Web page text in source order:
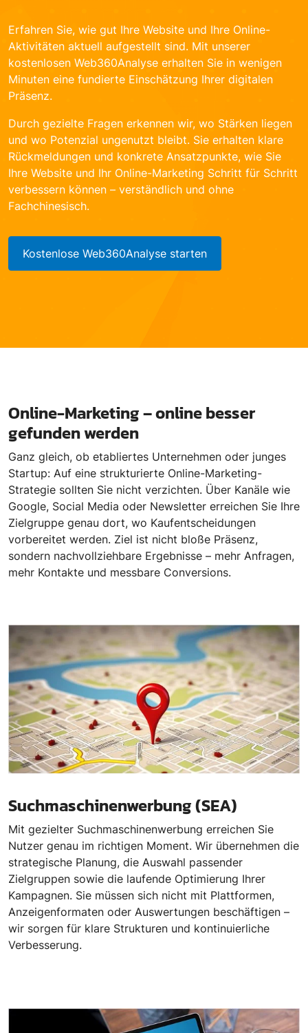
Erfahren Sie, wie gut Ihre Website und Ihre Online-
Aktivitäten aktuell aufgestellt sind. Mit unserer
kostenlosen Web360Analyse erhalten Sie in wenigen
Minuten eine fundierte Einschätzung Ihrer digitalen
Präsenz.
Durch gezielte Fragen erkennen wir, wo Stärken liegen
und wo Potenzial ungenutzt bleibt. Sie erhalten klare
Rückmeldungen und konkrete Ansatzpunkte, wie Sie
Ihre Website und Ihr Online-Marketing Schritt für Schritt
verbessern können – verständlich und ohne
Fachchinesisch.
Kostenlose Web360Analyse starten
Online-Marketing – online besser
gefunden werden
Ganz gleich, ob etabliertes Unternehmen oder junges
Startup: Auf eine strukturierte Online-Marketing-
Strategie sollten Sie nicht verzichten. Über Kanäle wie
Google, Social Media oder Newsletter erreichen Sie Ihre
Zielgruppe genau dort, wo Kaufentscheidungen
vorbereitet werden. Ziel ist nicht bloße Präsenz,
sondern nachvollziehbare Ergebnisse – mehr Anfragen,
mehr Kontakte und messbare Conversions.
Suchmaschinenwerbung (SEA)
Mit gezielter Suchmaschinenwerbung erreichen Sie
Nutzer genau im richtigen Moment. Wir übernehmen die
strategische Planung, die Auswahl passender
Zielgruppen sowie die laufende Optimierung Ihrer
Kampagnen. Sie müssen sich nicht mit Plattformen,
Anzeigenformaten oder Auswertungen beschäftigen –
wir sorgen für klare Strukturen und kontinuierliche
Verbesserung.